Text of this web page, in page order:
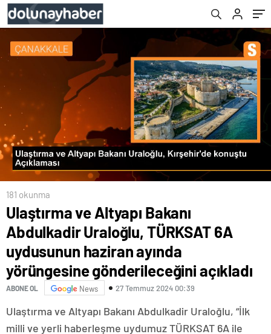
ayında yörüngesine gönderileceğini açıkladı
181 okunma
Ulaştırma ve Altyapı Bakanı
Abdulkadir Uraloğlu, TÜRKSAT 6A
uydusunun haziran ayında
yörüngesine gönderileceğini açıkladı
ABONE OL News 27 Temmuz 2024 00:39
Ulaştırma ve Altyapı Bakanı Abdulkadir Uraloğlu, “İlk
milli ve yerli haberleşme uydumuz TÜRKSAT 6A ile